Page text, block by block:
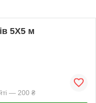
5Х5 м
— 200 ₴